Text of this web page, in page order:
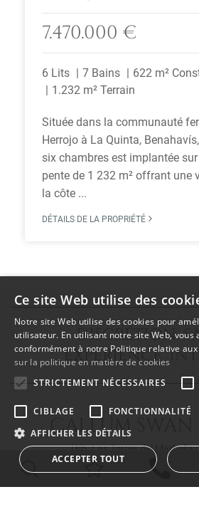
7.470.000 €
6 Lits 7 Bains
622 m²
1.232 m² Terrain
Située dans la communauté
Herrojo à La Quinta,
six chambres est implantée
pente de 1 232 m² offrant une
la côte ...
DÉTAILS DE LA PROPRIÉTÉ
DISCRÉTION
EXPÉRIENCE
CALLUM SWAN
Urb. Las Torres del Marbella
Blvd. Principe Alfonso de
29602 Marbella
Ce site Web utilise des
Notre site Web utilise des cookies pour
utilisateur. En utilisant notre site Web, vous
conformément à notre Politique relative aux
sur la politique en matière de cookies
STRICTEMENT NÉCESSAIRES
CIBLAGE
FONCTIONNALITÉ
AFFICHER LES DÉTAILS
ACCEPTER TOUT